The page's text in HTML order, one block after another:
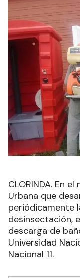
CLORINDA. En
Urbana que
periódicamente
desinsectación,
descarga de
Universidad
Nacional 11.